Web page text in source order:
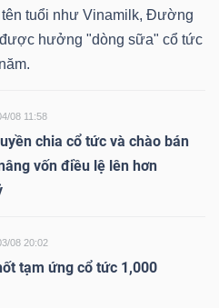
tuổi như Vinamilk, Đường
hưởng "dòng sữa" cổ tức
08 11:58
chia cổ tức và chào bán
vốn điều lệ lên hơn
08 20:02
tạm ứng cổ tức 1,000